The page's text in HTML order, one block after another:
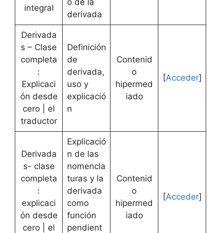
integral
derivada
Derivada
s – Clase
completa
:
Explicaci
ón desde
cero | el
traductor
Definición
de
derivada,
uso y
explicació
n
Contenid
o
hipermed
iado
[Acceder]
Derivada
s- clase
completa
:
explicaci
ón desde
cero | el
Explicació
n de las
nomencla
turas y la
derivada
como
función
pendient
Contenid
o
hipermed
iado
[Acceder]